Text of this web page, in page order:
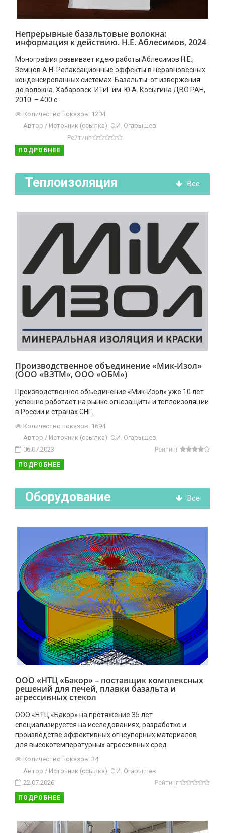
Непрерывные базальтовые волокна:
информация к действию. Н.Е. Аблесимов, 2024
Монография развивает идею работы Аблесимов Н.Е.,
Земцов А.Н. Релаксационные эффекты в неравновесных
конденсированных системах. Базальты: от извержения
до волокна. Хабаровск: ИТиГ им. Ю.А. Косыгина ДВО РАН,
2010. – 400 с.
Количество показов: 1204
Автор / Источник (ссылка): С.И. Огарышев
Рейтинг
ПОДРОБНЕЕ
Теплоизоляция Все
Производственное объединение «Мик-Изол»
(ООО «ВЗТМ», ООО «ОБМ»)
Производственное объединение «Мик-Изол» уже 10 лет
успешно работает на рынке огнезащиты и теплоизоляции
в России и странах СНГ.
Количество показов: 1694
Автор / Источник (ссылка): C.И. Огарышев
06.07.2023
Рейтинг
ПОДРОБНЕЕ
Оборудование Все
ООО «НТЦ «Бакор» – поставщик комплексных
решений для печей, плавки базальта и
агрессивных стекол
ООО «НТЦ «Бакор» на протяжение 35 лет
специализируется на исследованиях, разработке и
производстве эффективных огнеупорных материалов
для высокотемпературных агрессивных сред.
Количество показов: 34
Автор / Источник (ссылка): С.И. Огарышев
22.07.2026
Рейтинг
ПОДРОБНЕЕ